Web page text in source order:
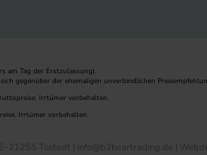
am Tag der Erstzulassung).
gegenüber der ehemaligen unverbindlichen
Irrtümer vorbehalten.
Irrtümer vorbehalten.
21255 Tostedt | info@b2bcartrading.de |